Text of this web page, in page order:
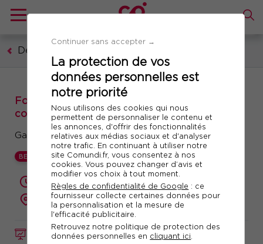
Continuer sans accepter →
La protection de vos
données personnelles est
notre priorité
Nous utilisons des cookies qui nous
permettent de personnaliser le contenu et
les annonces, d'offrir des fonctionnalités
relatives aux médias sociaux et d'analyser
notre trafic. En continuant à utiliser notre
site Comundi.fr, vous consentez à nos
cookies. Vous pouvez changer d’avis et
modifier vos choix à tout moment.
Règles de confidentialité de Google : ce
fournisseur collecte certaines données pour
la personnalisation et la mesure de
l'efficacité publicitaire.
Retrouvez notre politique de protection des
données personnelles en cliquant ici.
Développement personnel
FORMATION Réf. 10012
Formation : Développer son charisme et sa
confiance en soi par le théâtre
Gagnez en aisance grâce au théâtre d’impro !
BEST
2 jours (14 heures)
présentiel